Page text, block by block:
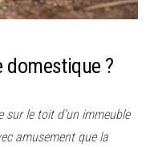
domestique ?
le toit d’un immeuble
amusement que la